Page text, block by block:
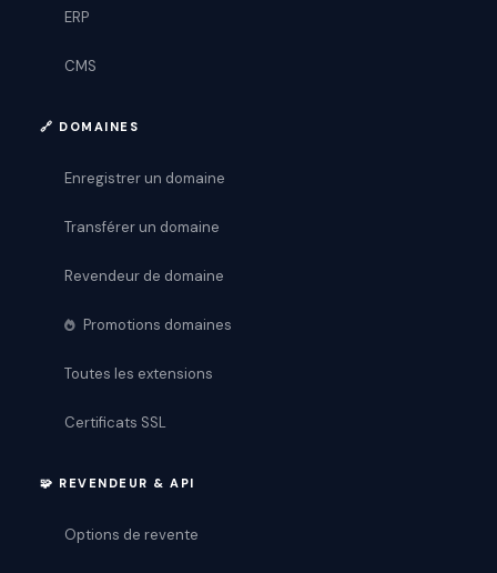
ERP
CMS
🔗 DOMAINES
Enregistrer un domaine
Transférer un domaine
Revendeur de domaine
Promotions domaines
Toutes les extensions
Certificats SSL
🧩 REVENDEUR & API
Options de revente